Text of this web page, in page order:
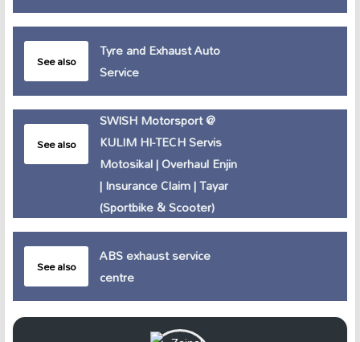
See also
Tyre and Exhaust Auto
Service
See also
SWISH Motorsport @
KULIM HI-TECH Servis
Motosikal | Overhaul Enjin
| Insurance Claim | Tayar
(Sportbike & Scooter)
See also
ABS exhaust service
centre